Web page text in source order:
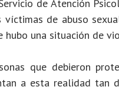
de Atención
víctimas de abuso
hubo una situación de
que debieron
a esta realidad tan